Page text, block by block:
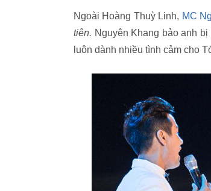
Ngoài Hoàng Thuỳ Linh, MC
tiên. Nguyên Khang bảo anh
luôn dành nhiều tình cảm cho